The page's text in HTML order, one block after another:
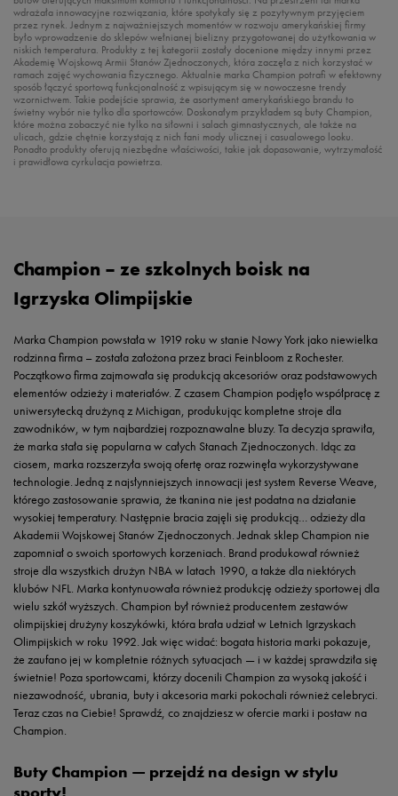
wdrażała innowacyjne rozwiązania, które spotykały się z pozytywnym przyjęciem
przez rynek. Jednym z najważniejszych momentów w rozwoju amerykańskiej firmy
było wprowadzenie do sklepów wełnianej bielizny przygotowanej do użytkowania w
niskich temperatura. Produkty z tej kategorii zostały docenione między innymi przez
Akademię Wojskową Armii Stanów Zjednoczonych, która zaczęła z nich korzystać w
ramach zajęć wychowania fizycznego. Aktualnie marka Champion potrafi w efektowny
sposób łączyć sportową funkcjonalność z wpisującym się w nowoczesne trendy
wzornictwem. Takie podejście sprawia, że asortyment amerykańskiego brandu to
świetny wybór nie tylko dla sportowców. Doskonałym przykładem są buty Champion,
które można zobaczyć nie tylko na siłowni i salach gimnastycznych, ale także na
ulicach, gdzie chętnie korzystają z nich fani mody ulicznej i casualowego looku.
Ponadto produkty oferują niezbędne właściwości, takie jak dopasowanie, wytrzymałość
i prawidłowa cyrkulacja powietrza.
Champion – ze szkolnych boisk na
Igrzyska Olimpijskie
Marka Champion powstała w 1919 roku w stanie Nowy York jako niewielka
rodzinna firma – została założona przez braci Feinbloom z Rochester.
Początkowo firma zajmowała się produkcją akcesoriów oraz podstawowych
elementów odzieży i materiałów. Z czasem Champion podjęło współpracę z
uniwersytecką drużyną z Michigan, produkując kompletne stroje dla
zawodników, w tym najbardziej rozpoznawalne bluzy. Ta decyzja sprawiła,
że marka stała się popularna w całych Stanach Zjednoczonych. Idąc za
ciosem, marka rozszerzyła swoją ofertę oraz rozwinęła wykorzystywane
technologie. Jedną z najsłynniejszych innowacji jest system Reverse Weave,
którego zastosowanie sprawia, że tkanina nie jest podatna na działanie
wysokiej temperatury. Następnie bracia zajęli się produkcją… odzieży dla
Akademii Wojskowej Stanów Zjednoczonych. Jednak sklep Champion nie
zapomniał o swoich sportowych korzeniach. Brand produkował również
stroje dla wszystkich drużyn NBA w latach 1990, a także dla niektórych
klubów NFL. Marka kontynuowała również produkcję odzieży sportowej dla
wielu szkół wyższych. Champion był również producentem zestawów
olimpijskiej drużyny koszykówki, która brała udział w Letnich Igrzyskach
Olimpijskich w roku 1992. Jak więc widać: bogata historia marki pokazuje,
że zaufano jej w kompletnie różnych sytuacjach — i w każdej sprawdziła się
świetnie! Poza sportowcami, którzy docenili Champion za wysoką jakość i
niezawodność, ubrania, buty i akcesoria marki pokochali również celebryci.
Teraz czas na Ciebie! Sprawdź, co znajdziesz w ofercie marki i postaw na
Champion.
Buty Champion — przejdź na design w stylu